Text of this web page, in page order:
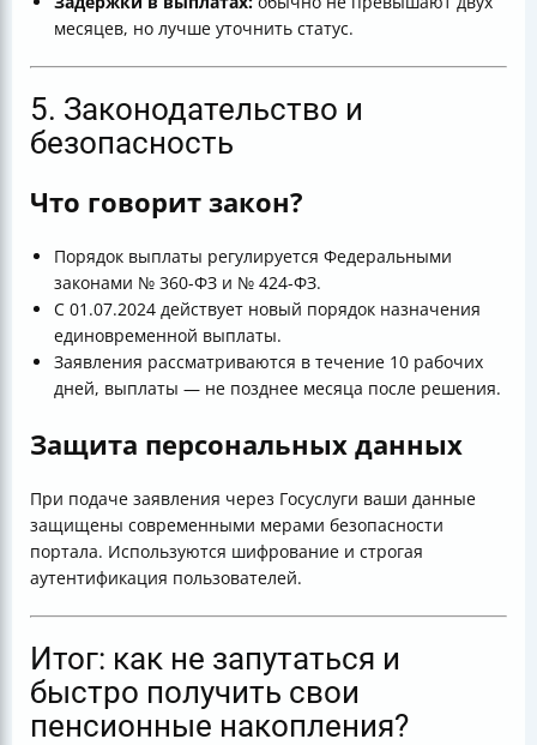
месяцев, но лучше уточнить статус.
5. Законодательство и
безопасность
Что говорит закон?
Порядок выплаты регулируется Федеральными
законами № 360-ФЗ и № 424-ФЗ.
С 01.07.2024 действует новый порядок назначения
единовременной выплаты.
Заявления рассматриваются в течение 10 рабочих
дней, выплаты — не позднее месяца после решения.
Защита персональных данных
При подаче заявления через Госуслуги ваши данные
защищены современными мерами безопасности
портала. Используются шифрование и строгая
аутентификация пользователей.
Итог: как не запутаться и
быстро получить свои
пенсионные накопления?